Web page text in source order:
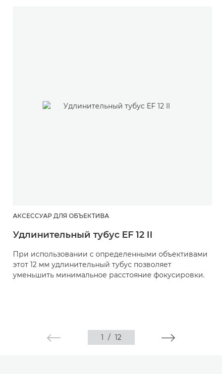
АКСЕССУАР ДЛЯ ОБЪЕКТИВА
Удлинительный тубус EF 12 II
При использовании с определенными объективами
этот 12 мм удлинительный тубус позволяет
уменьшить минимальное расстояние фокусировки.
1 / 12